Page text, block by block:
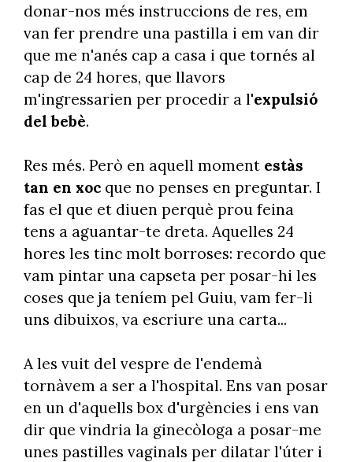
donar-nos més instruccions de res, em
van fer prendre una pastilla i em van dir
que me n'anés cap a casa i que tornés al
cap de 24 hores, que llavors
m'ingressarien per procedir a l'expulsió
del bebè.
Res més. Però en aquell moment estàs
tan en xoc que no penses en preguntar. I
fas el que et diuen perquè prou feina
tens a aguantar-te dreta. Aquelles 24
hores les tinc molt borroses: recordo que
vam pintar una capseta per posar-hi les
coses que ja teníem pel Guiu, vam fer-li
uns dibuixos, va escriure una carta...
A les vuit del vespre de l'endemà
tornàvem a ser a l'hospital. Ens van posar
en un d'aquells box d'urgències i ens van
dir que vindria la ginecòloga a posar-me
unes pastilles vaginals per dilatar l'úter i